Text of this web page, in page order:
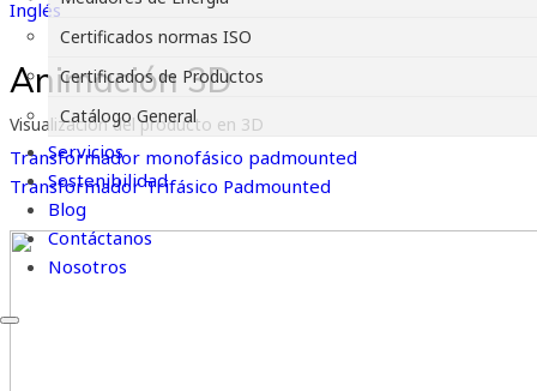
Certificados normas ISO
Certificados de Productos
Catálogo General
Servicios
Sostenibilidad
Blog
Contáctanos
Nosotros
Inglés
Animación 3D
Visualización del producto en 3D
Transformador monofásico padmounted
Transformador Trifásico Padmounted